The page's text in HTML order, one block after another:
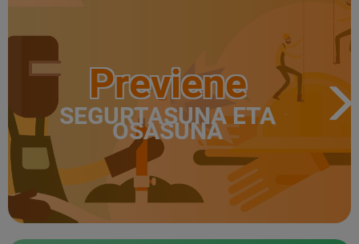
Previene
SEGURTASUNA ETA
OSASUNA